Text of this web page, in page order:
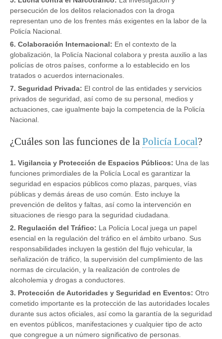
persecución de los delitos relacionados con la droga
representan uno de los frentes más exigentes en la labor de la
Policía Nacional.
6. Colaboración Internacional: En el contexto de la
globalización, la Policía Nacional colabora y presta auxilio a las
policías de otros países, conforme a lo establecido en los
tratados o acuerdos internacionales.
7. Seguridad Privada: El control de las entidades y servicios
privados de seguridad, así como de su personal, medios y
actuaciones, cae igualmente bajo la competencia de la Policía
Nacional.
¿Cuáles son las funciones de la Policía Local?
1. Vigilancia y Protección de Espacios Públicos: Una de las
funciones primordiales de la Policía Local es garantizar la
seguridad en espacios públicos como plazas, parques, vías
públicas y demás áreas de uso común. Esto incluye la
prevención de delitos y faltas, así como la intervención en
situaciones de riesgo para la seguridad ciudadana.
2. Regulación del Tráfico: La Policía Local juega un papel
esencial en la regulación del tráfico en el ámbito urbano. Sus
responsabilidades incluyen la gestión del flujo vehicular, la
señalización de tráfico, la supervisión del cumplimiento de las
normas de circulación, y la realización de controles de
alcoholemia y drogas a conductores.
3. Protección de Autoridades y Seguridad en Eventos: Otro
cometido importante es la protección de las autoridades locales
durante sus actos oficiales, así como la garantía de la seguridad
en eventos públicos, manifestaciones y cualquier tipo de acto
que congregue a un número significativo de personas.